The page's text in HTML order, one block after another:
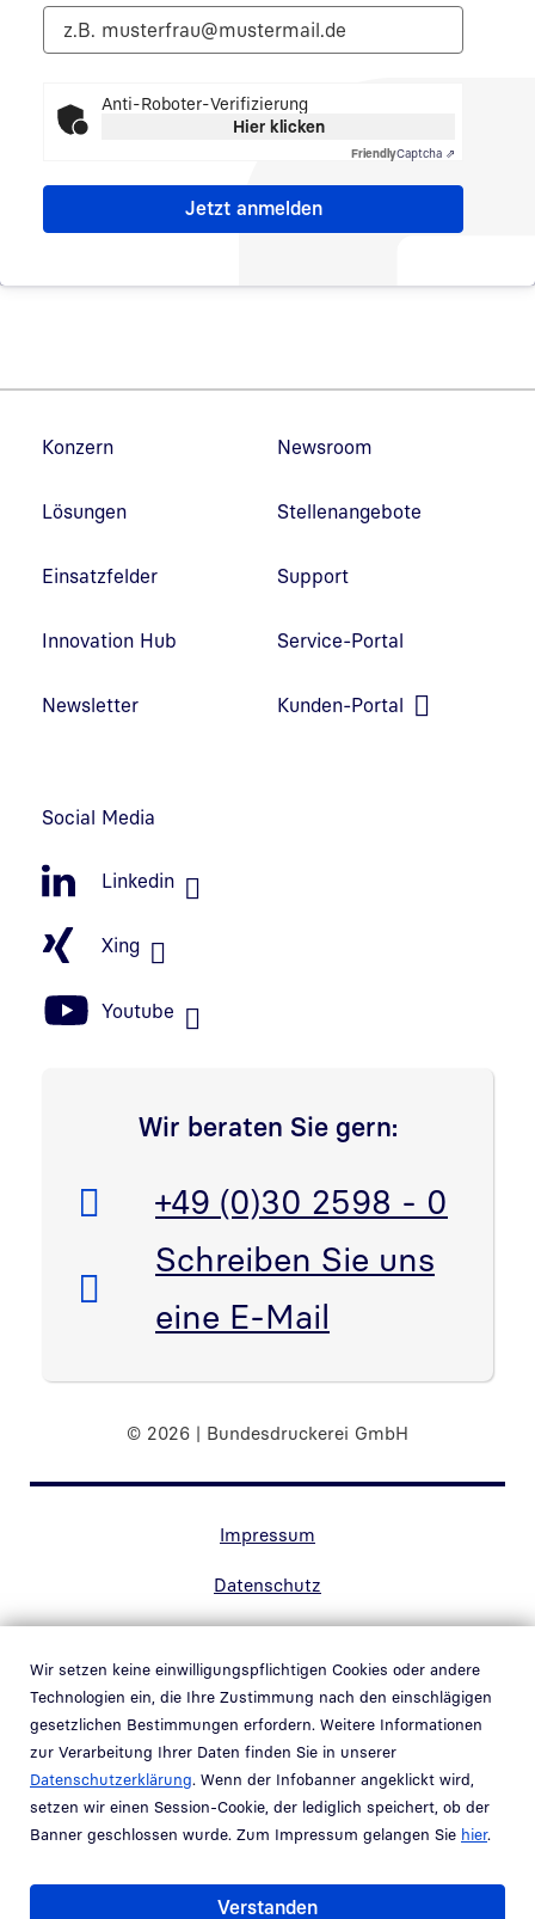
Wir setzen keine einwilligungspflichtigen Cookies oder andere
Technologien ein, die Ihre Zustimmung nach den einschlägigen
gesetzlichen Bestimmungen erfordern. Weitere Informationen
zur Verarbeitung Ihrer Daten finden Sie in unserer
Datenschutzerklärung. Wenn der Infobanner angeklickt wird,
setzen wir einen Session-Cookie, der lediglich speichert, ob der
Banner geschlossen wurde. Zum Impressum gelangen Sie hier.
Verstanden
Anti-Roboter-Verifizierung
Hier klicken
FriendlyCaptcha ⇗
Konzern
Lösungen
Einsatzfelder
Innovation Hub
Newsletter
Newsroom
Stellenangebote
Support
Service-Portal
Kunden-Portal
Social Media
Linkedin
Xing
Youtube
Wir beraten Sie gern:
Telefon:
+49 (0)30 2598 - 0
E-Mail:
Schreiben Sie uns
eine E-Mail
© 2026 | Bundesdruckerei GmbH
Impressum
Datenschutz
Barrierefreiheit
Hinweisgebersystem
Link in neuem Fenster öffnen
Schwachstellenmeldung